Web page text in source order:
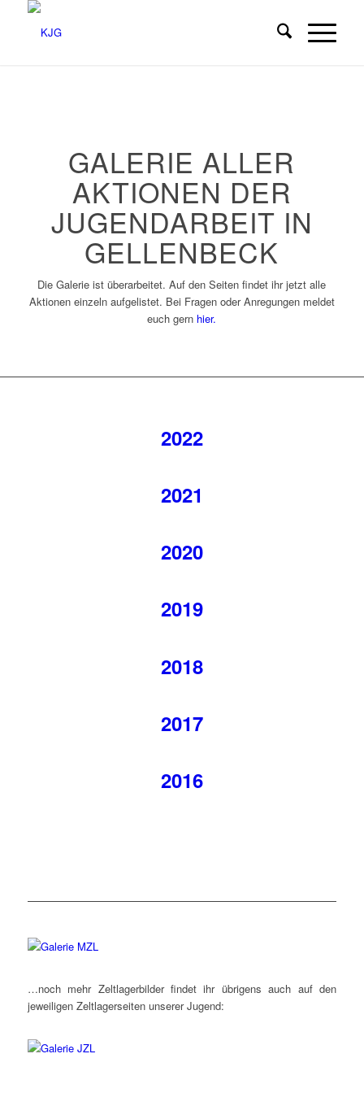
GALERIE ALLER
AKTIONEN DER
JUGENDARBEIT IN
GELLENBECK
Die Galerie ist überarbeitet. Auf den Seiten findet ihr jetzt alle
Aktionen einzeln aufgelistet. Bei Fragen oder Anregungen meldet
euch gern hier.
2022
2021
2020
2019
2018
2017
2016
…noch mehr Zeltlagerbilder findet ihr übrigens auch auf den
jeweiligen Zeltlagerseiten unserer Jugend: